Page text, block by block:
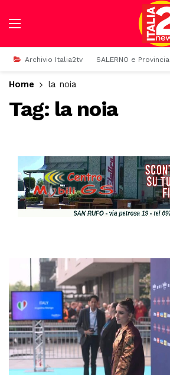
Archivio Italia2tv SALERNO e Provincia
Home la noia
Tag: la noia